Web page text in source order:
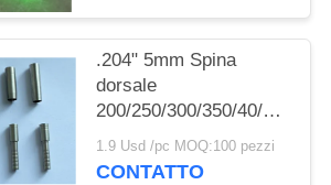
.204" 5mm Spina
dorsale
200/250/300/350/40/500
Frecce spigoli a metà
1.9 Usd /pc MOQ:100 pezzi
CONTATTO